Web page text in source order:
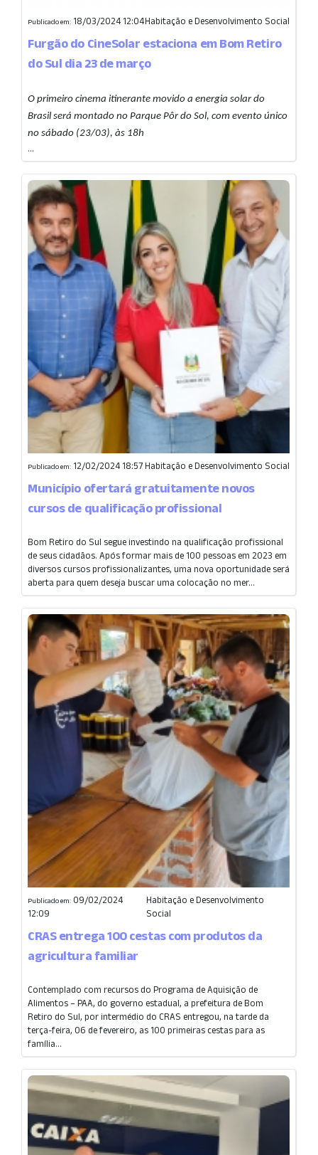
Publicado em: 18/03/2024 12:04Habitação e Desenvolvimento Social
Furgão do CineSolar estaciona em Bom Retiro
do Sul dia 23 de março
O primeiro cinema itinerante movido a energia solar do
Brasil será montado no Parque Pôr do Sol, com evento único
no sábado (23/03), às 18h
...
Publicado em: 12/02/2024 18:57 Habitação e Desenvolvimento Social
Município ofertará gratuitamente novos
cursos de qualificação profissional
Bom Retiro do Sul segue investindo na qualificação profissional
de seus cidadãos. Após formar mais de 100 pessoas em 2023 em
diversos cursos profissionalizantes, uma nova oportunidade será
aberta para quem deseja buscar uma colocação no mer...
Publicado em: 09/02/2024
12:09
Habitação e Desenvolvimento
Social
CRAS entrega 100 cestas com produtos da
agricultura familiar
Contemplado com recursos do Programa de Aquisição de
Alimentos – PAA, do governo estadual, a prefeitura de Bom
Retiro do Sul, por intermédio do CRAS entregou, na tarde da
terça-feira, 06 de fevereiro, as 100 primeiras cestas para as
família...